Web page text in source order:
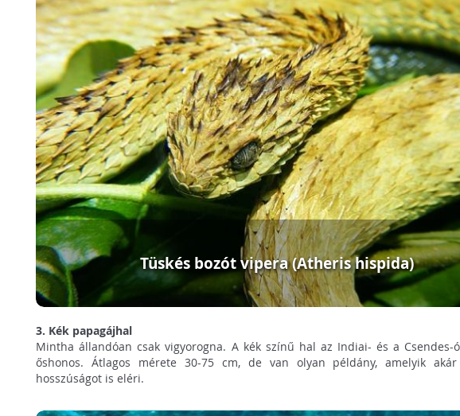
Tüskés bozót vipera (Atheris hispida)
3. Kék papagájhal
Mintha állandóan csak vigyorogna. A kék színű hal az Indiai- és a Csendes-
őshonos. Átlagos mérete 30-75 cm, de van olyan példány, amelyik
hosszúságot is eléri.